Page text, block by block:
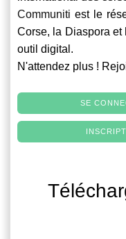
Communiti est le
Corse, la Diaspora et
outil digital.
N'attendez plus !
SE